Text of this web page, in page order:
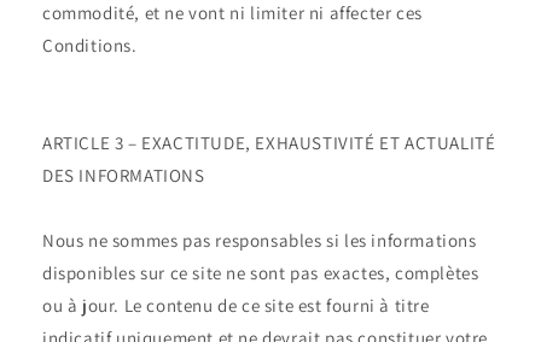
commodité, et ne vont ni limiter ni affecter ces
Conditions.
ARTICLE 3 – EXACTITUDE, EXHAUSTIVITÉ ET ACTUALITÉ
DES INFORMATIONS
Nous ne sommes pas responsables si les informations
disponibles sur ce site ne sont pas exactes, complètes
ou à jour. Le contenu de ce site est fourni à titre